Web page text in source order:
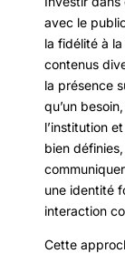
avec le
la fidélité à la
contenus
la présence
qu’un
l’institution
bien
une identité
interaction
Cette